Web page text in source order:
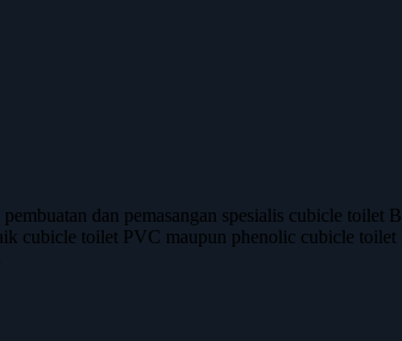
dan pemasangan spesialis cubicle
cubicle toilet PVC maupun phenolic cubicle